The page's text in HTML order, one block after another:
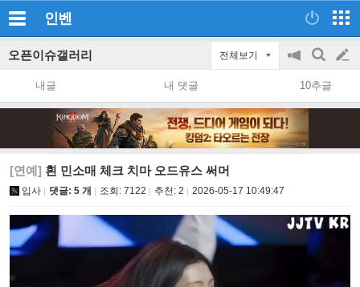
인벤
오픈이슈갤러리 전체보기
공
지
on/off
검
색
글
쓰
내글 내 댓글 10추글
[연예] 흰 민소매 체크 치마 오드유스 써머
입사 댓글: 5 개 조회: 7122 추천: 2 2026-05-17 10:49:47